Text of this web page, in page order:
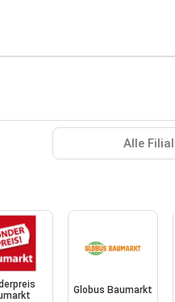
Alle
Globus Baumarkt